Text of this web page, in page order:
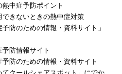
中症予防ポイント
できないときの熱中症対策
防のための情報・資料サイト」
予防情報サイト
予防のための情報・資料サイト
てクールシェアスポット」にでか